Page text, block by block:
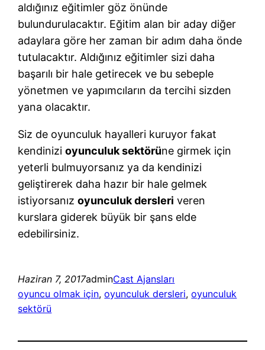
aldığınız eğitimler göz önünde
bulundurulacaktır. Eğitim alan bir aday diğer
adaylara göre her zaman bir adım daha önde
tutulacaktır. Aldığınız eğitimler sizi daha
başarılı bir hale getirecek ve bu sebeple
yönetmen ve yapımcıların da tercihi sizden
yana olacaktır.
Siz de oyunculuk hayalleri kuruyor fakat
kendinizioyunculuk sektörüne girmek için
yeterli bulmuyorsanız ya da kendinizi
geliştirerek daha hazır bir hale gelmek
istiyorsanızoyunculuk dersleri veren
kurslara giderek büyük bir şans elde
edebilirsiniz.
Haziran 7, 2017adminCast Ajansları
oyuncu olmak için, oyunculuk dersleri, oyunculuk
sektörü